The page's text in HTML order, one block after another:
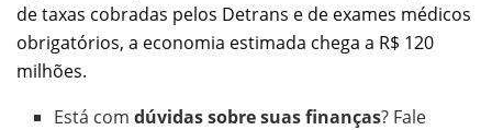
de taxas cobradas pelos Detrans e de exames médicos
obrigatórios, a economia estimada chega a R$ 120
milhões.
Está comdúvidas sobre suas finanças? Fale